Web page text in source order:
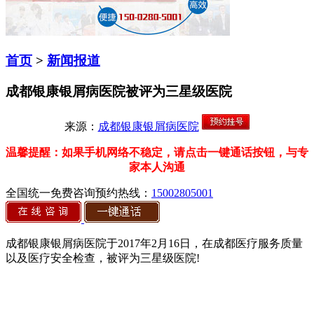
首页 > 新闻报道
成都银康银屑病医院被评为三星级医院
来源： 成都银康银屑病医院
温馨提醒：如果手机网络不稳定，请点击一键通话按钮，与专
家本人沟通
全国统一免费咨询预约热线： 15002805001
成都银康银屑病医院于2017年2月16日，在成都医疗服务质量
以及医疗安全检查，被评为三星级医院!